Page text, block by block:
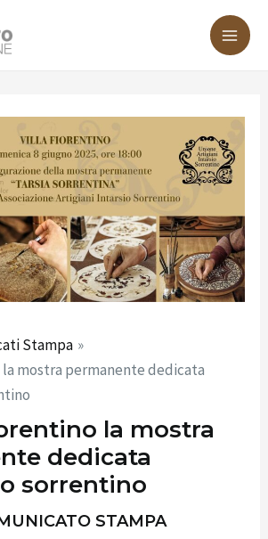
Stampa
mostra permanente dedicata
la mostra
dedicata
sorrentino
STAMPA